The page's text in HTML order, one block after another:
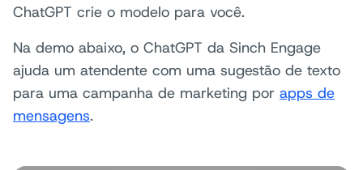
ChatGPT crie o modelo para você.
Na demo abaixo, o ChatGPT da Sinch Engage
ajuda um atendente com uma sugestão de texto
para uma campanha de marketing por apps de
mensagens.